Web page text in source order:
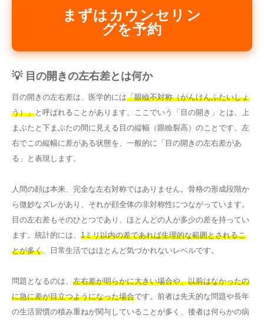
まずはカウンセリン
グを予約
💡 目の開きの左右差とは何か
目の開きの左右差は、医学的には「眼瞼不対称（がんけんふたいしょ
う）」と呼ばれることがあります。ここでいう「目の開き」とは、上
まぶたと下まぶたの間に見える目の縦幅（眼瞼裂高）のことです。左
右でこの縦幅に差がある状態を、一般的に「目の開きの左右差があ
る」と表現します。
人間の顔は本来、完全な左右対称ではありません。骨格の形成段階か
ら微妙なズレがあり、それが顔全体の非対称性につながっています。
目の左右差もそのひとつであり、ほとんどの人が多少の差を持ってい
ます。統計的には、 1ミリ以内の差であれば生理的な範囲とされるこ
とが多く、日常生活ではほとんど気づかれないレベルです。
問題となるのは、 左右差が明らかに大きい場合や、以前はなかったの
に急に差が目立つようになった場合です。前者は先天的な問題や長年
の生活習慣の積み重ねが関与していることが多く、後者は何らかの病